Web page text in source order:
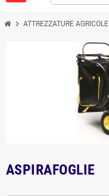
chevron_right ATTREZZATURE AGRICOLE
ASPIRAFOGLIE